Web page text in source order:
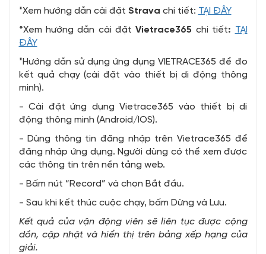
*Xem hướng dẫn cài đặt Strava chi tiết: TẠI ĐÂY
*Xem hướng dẫn cài đặtVietrace365 chi tiết: TẠI
ĐÂY
*Hướng dẫn sử dụng ứng dụng VIETRACE365 để đo
kết quả chạy (cài đặt vào thiết bị di động thông
minh).
- Cài đặt ứng dụng Vietrace365 vào thiết bị di
động thông minh (Android/IOS).
- Dùng thông tin đăng nhập trên Vietrace365 để
đăng nhập ứng dụng. Người dùng có thể xem được
các thông tin trên nền tảng web.
- Bấm nút “Record” và chọn Bắt đầu.
- Sau khi kết thúc cuộc chạy, bấm Dừng và Lưu.
Kết quả của vận động viên sẽ liên tục được cộng
dồn, cập nhật và hiển thị trên bảng xếp hạng của
giải.